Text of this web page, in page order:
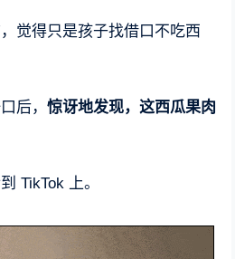
觉得只是孩子找借口不吃西
后，惊讶地发现，这西瓜果肉
TikTok 上。